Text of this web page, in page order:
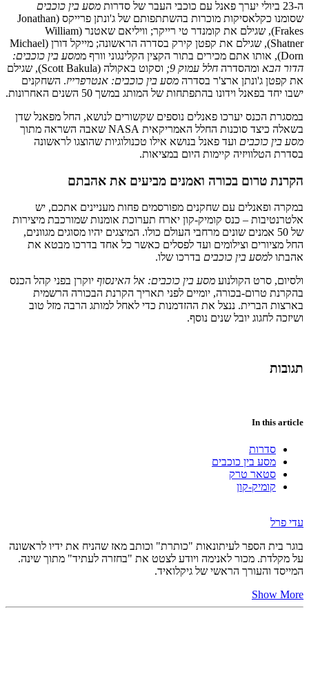
ה-23 ביולי יערך פאנל עם כוכבי העבר של סדרות
מסע בין כוכבים
שסומנו כקלאסיקות מוכרות בהשתתפותם של ג'ונתן פרייקס (Jonathan
Frakes), שגילם את קומנדר טי רייקר; וויליאם שאטנר (William
Shatner), שגילם את קפטן קירק בסדרה הראשונה; מייקל דורן (Michael
Dorn), אותו אתם מכירים בתור הקצין הקלינגוני וורף מ
מסע בין כוכבים:
הדור הבא ומהסדרה חלל עמוק 9;
וסקוט באקולה (Scott Bakula), שגילם
את קפטן ג'ונתן ארצ'ר בסדרה מסע בין כוכבים: אנטרפרייז. השחקנים
ישבו יחד בפאנל וידונו בהתפתחות של המותג במשך 50 השנים האחרונות.
במסגרת הכנס יערכו פאנלים נוספים שקשורים לנושא, החל מפאנל שדן
בשאלה כיצד סוכנות החלל האמריקאית NASA שאבה השראה מתוך
מסע בין כוכבים ועד פאנל בנושא אילו טכנולוגיות שהוצגו לראשונה
בסדרת הטלוויזיה קיימות היום במציאות.
הקרנת טרום בכורה ואמנים מביעים את אהבתם
במקרה ופאנלים עם שחקנים מפורסמים פחות מעניינים אתכם, יש
אלטרנטיבות – כנס קומיק-קון יארח תערוכת אומנות שמורכבת מיצירות
של 50 אמנים שונים מרחבי העולם כולו. המיצגים יהיו מסוגים מגוונים,
החל מציורים וצילומים ועד לפסלים כאשר כל אחד בדרכו מבטא את
אהבתו למסע בין כוכבים בדרכו שלו.
ולסיום, סרט הקולנוע מסע בין כוכבים: אל האינסוף יוקרן בפני קהל הכנס
בהקרנת טרום-בכורה, יומיים לפני תאריך הקרנת הבכורה הרשמית
בארצות הברית. ננצל את ההזדמנות כדי לאחל למותג הרבה מזל טוב
ושיזכה לחגוג יובל שנים נוסף.
תגובות
In this article
סדרות
מסע בין כוכבים
סטאר טרק
קומיק-קון
עדי פרל
בוגר בית הספר לעיתונאות "כותרת" וכותב מאז שהניח את ידיו לראשונה
על מקלדת. מכור לאנימה ויודע לצטט את "בחזרה לעתיד" מתוך שינה.
המייסד והעורך הראשי של גיקלואיד.
Show More